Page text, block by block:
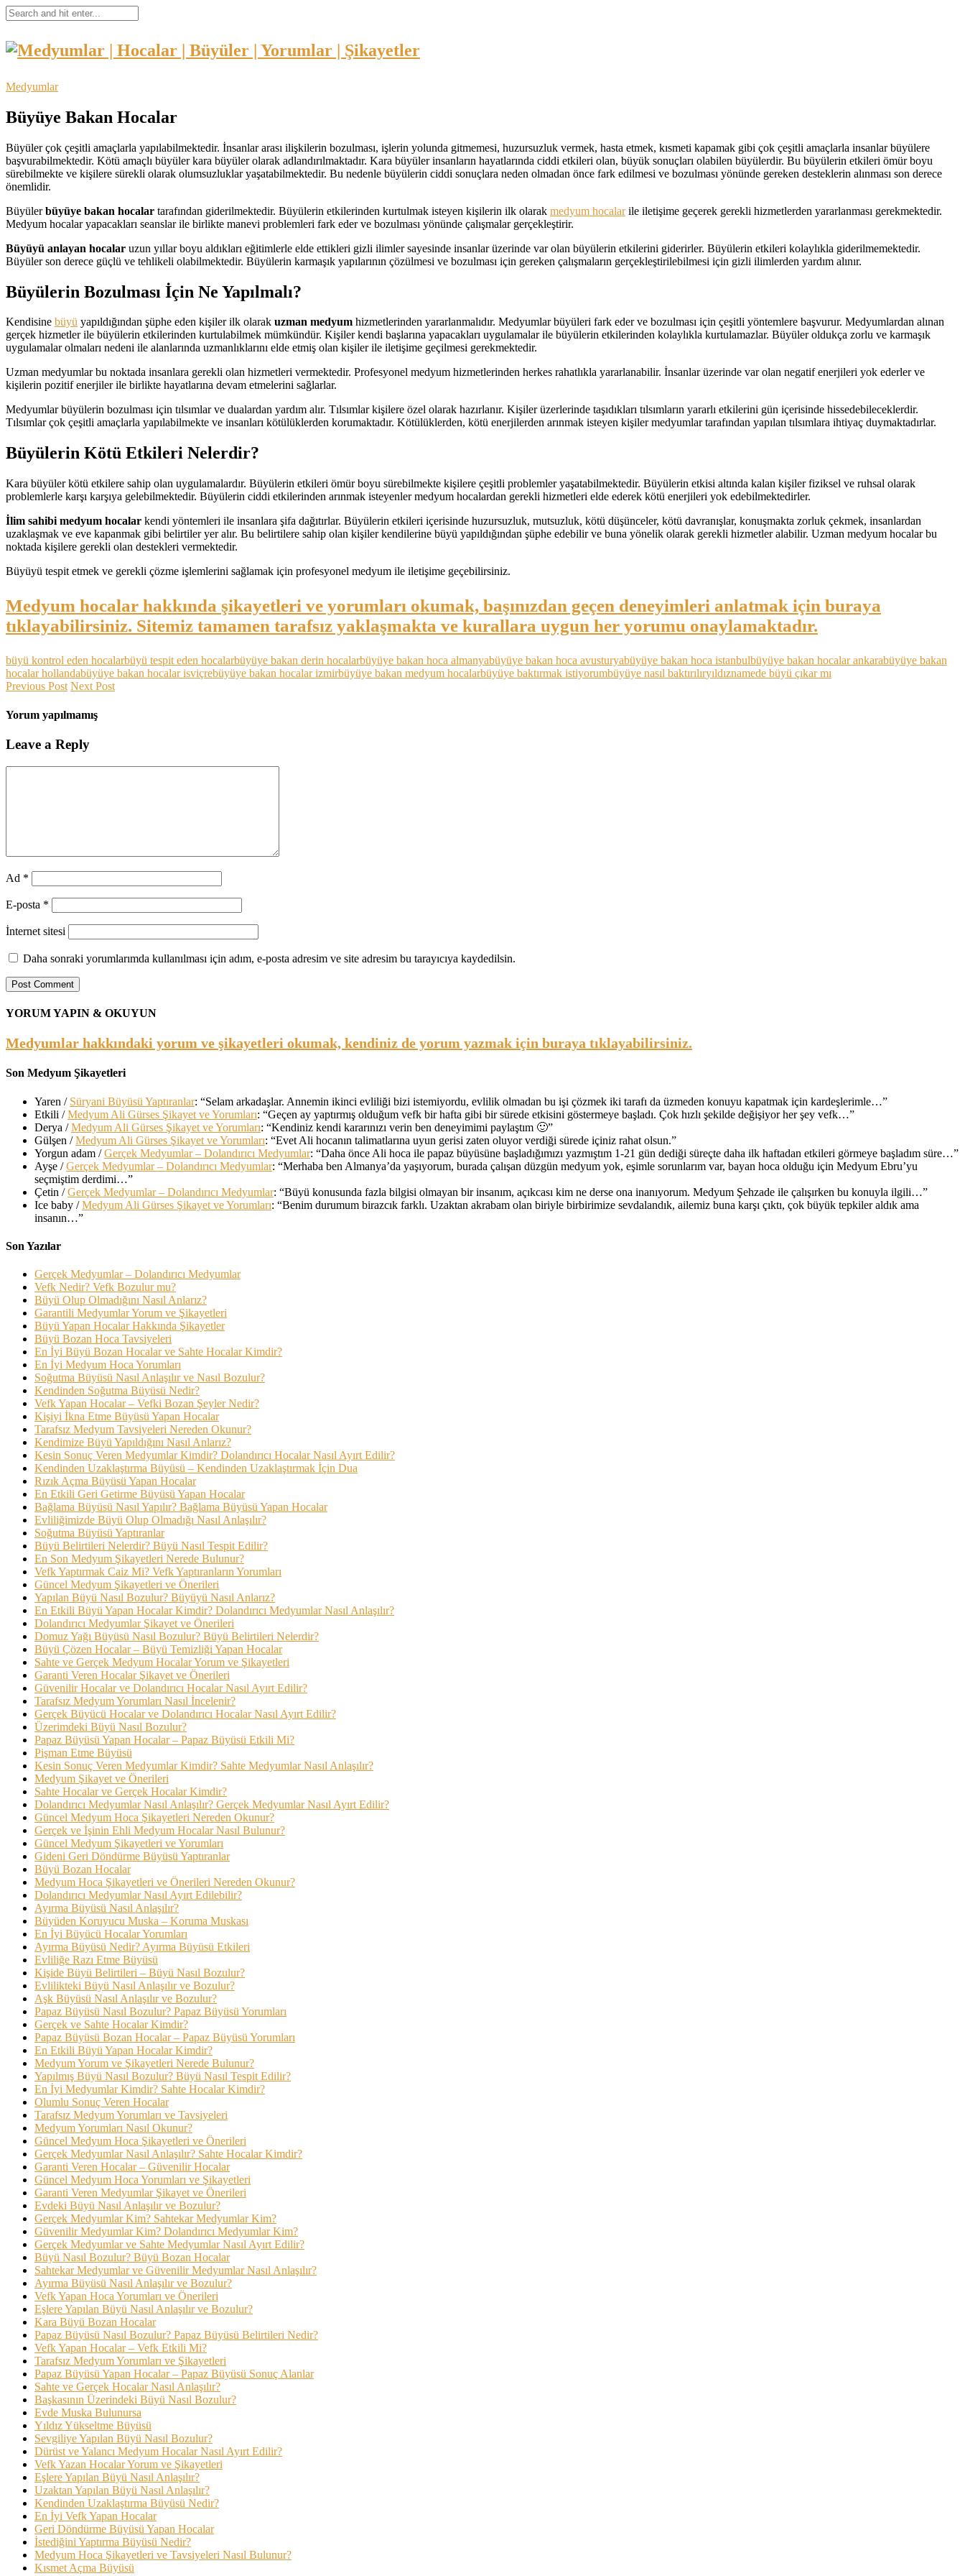
Medyumlar
Büyüye Bakan Hocalar
Büyüler çok çeşitli amaçlarla yapılabilmektedir. İnsanlar arası ilişkilerin bozulması, işlerin yolunda gitmemesi, huzursuzluk vermek, hasta etmek, kısmeti kapamak gibi çok çeşitli amaçlarla insanlar büyülere
başvurabilmektedir. Kötü amaçlı büyüler kara büyüler olarak adlandırılmaktadır. Kara büyüler insanların hayatlarında ciddi etkileri olan, büyük sonuçları olabilen büyülerdir. Bu büyülerin etkileri ömür boyu
sürebilmekte ve kişilere sürekli olarak olumsuzluklar yaşatabilmektedir. Bu nedenle büyülerin ciddi sonuçlara neden olmadan önce fark edilmesi ve bozulması yönünde gereken desteklerin alınması son derece
önemlidir.
Büyülerbüyüye bakan hocalar tarafından giderilmektedir. Büyülerin etkilerinden kurtulmak isteyen kişilerin ilk olarak medyum hocalarile iletişime geçerek gerekli hizmetlerden yararlanması gerekmektedir.
Medyum hocalar yapacakları seanslar ile birlikte manevi problemleri fark eder ve bozulması yönünde çalışmalar gerçekleştirir.
Büyüyü anlayan hocalar uzun yıllar boyu aldıkları eğitimlerle elde ettikleri gizli ilimler sayesinde insanlar üzerinde var olan büyülerin etkilerini giderirler. Büyülerin etkileri kolaylıkla giderilmemektedir.
Büyüler son derece güçlü ve tehlikeli olabilmektedir. Büyülerin karmaşık yapılarının çözülmesi ve bozulması için gereken çalışmaların gerçekleştirilebilmesi için gizli ilimlerden yardım alınır.
Büyülerin Bozulması İçin Ne Yapılmalı?
Kendisine büyü yapıldığından şüphe eden kişiler ilk olarak uzman medyum hizmetlerinden yararlanmalıdır. Medyumlar büyüleri fark eder ve bozulması için çeşitli yöntemlere başvurur. Medyumlardan alınan
gerçek hizmetler ile büyülerin etkilerinden kurtulabilmek mümkündür. Kişiler kendi başlarına yapacakları uygulamalar ile büyülerin etkilerinden kolaylıkla kurtulamazlar. Büyüler oldukça zorlu ve karmaşık
uygulamalar olmaları nedeni ile alanlarında uzmanlıklarını elde etmiş olan kişiler ile iletişime geçilmesi gerekmektedir.
Uzman medyumlar bu noktada insanlara gerekli olan hizmetleri vermektedir. Profesyonel medyum hizmetlerinden herkes rahatlıkla yararlanabilir. İnsanlar üzerinde var olan negatif enerjileri yok ederler ve
kişilerin pozitif enerjiler ile birlikte hayatlarına devam etmelerini sağlarlar.
Medyumlar büyülerin bozulması için tılsımlar ve dualardan yardım alır. Tılsımlar kişilere özel olarak hazırlanır. Kişiler üzerlerinde taşıdıkları tılsımların yararlı etkilerini gün içerisinde hissedebileceklerdir.
Tılsımlar çok çeşitli amaçlarla yapılabilmekte ve insanları kötülüklerden korumaktadır. Kötülüklerden, kötü enerjilerden arınmak isteyen kişiler medyumlar tarafından yapılan tılsımlara ihtiyaç duymaktadırlar.
Büyülerin Kötü Etkileri Nelerdir?
Kara büyüler kötü etkilere sahip olan uygulamalardır. Büyülerin etkileri ömür boyu sürebilmekte kişilere çeşitli problemler yaşatabilmektedir. Büyülerin etkisi altında kalan kişiler fiziksel ve ruhsal olarak
problemlerle karşı karşıya gelebilmektedir. Büyülerin ciddi etkilerinden arınmak isteyenler medyum hocalardan gerekli hizmetleri elde ederek kötü enerjileri yok edebilmektedirler.
İlim sahibi medyum hocalar kendi yöntemleri ile insanlara şifa dağıtırlar. Büyülerin etkileri içerisinde huzursuzluk, mutsuzluk, kötü düşünceler, kötü davranışlar, konuşmakta zorluk çekmek, insanlardan
uzaklaşmak ve eve kapanmak gibi belirtiler yer alır. Bu belirtilere sahip olan kişiler kendilerine büyü yapıldığından şüphe edebilir ve buna yönelik olarak gerekli hizmetler alabilir. Uzman medyum hocalar bu
noktada kişilere gerekli olan destekleri vermektedir.
Büyüyü tespit etmek ve gerekli çözme işlemlerini sağlamak için profesyonel medyum ile iletişime geçebilirsiniz.
Medyum hocalar hakkında şikayetleri ve yorumları okumak, başınızdan geçen deneyimleri anlatmak için buraya
tıklayabilirsiniz. Sitemiz tamamen tarafsız yaklaşmakta ve kurallara uygun her yorumu onaylamaktadır.
büyü kontrol eden hocalarbüyü tespit eden hocalarbüyüye bakan derin hocalarbüyüye bakan hoca almanyabüyüye bakan hoca avusturyabüyüye bakan hoca istanbulbüyüye bakan hocalar ankarabüyüye bakan
hocalar hollandabüyüye bakan hocalar isviçrebüyüye bakan hocalar izmirbüyüye bakan medyum hocalarbüyüye baktırmak istiyorumbüyüye nasıl baktırılıryıldıznamede büyü çıkar mı
Previous Post Next Post
Yorum yapılmamış
Leave a Reply
Ad *
E-posta *
İnternet sitesi
Daha sonraki yorumlarımda kullanılması için adım, e-posta adresim ve site adresim bu tarayıcıya kaydedilsin.
YORUM YAPIN & OKUYUN
Medyumlar hakkındaki yorum ve şikayetleri okumak, kendiniz de yorum yazmak için buraya tıklayabilirsiniz.
Son Medyum Şikayetleri
Yaren / Süryani Büyüsü Yaptıranlar: “Selam arkadaşlar. Annemin ikinci evliliği bizi istemiyordu, evlilik olmadan bu işi çözmek iki tarafı da üzmeden konuyu kapatmak için kardeşlerimle…”
Etkili /Medyum Ali Gürses Şikayet ve Yorumları: “Geçen ay yaptırmış olduğum vefk bir hafta gibi bir sürede etkisini göstermeye başladı. Çok hızlı şekilde değişiyor her şey vefk…”
Derya /Medyum Ali Gürses Şikayet ve Yorumları: “Kendiniz kendi kararınızı verin ben deneyimimi paylaştım 🙂”
Gülşen /Medyum Ali Gürses Şikayet ve Yorumları: “Evet Ali hocanın talimatlarına uyun gerisi zaten oluyor verdiği sürede içiniz rahat olsun.”
Yorgun adam /Gerçek Medyumlar – Dolandırıcı Medyumlar: “Daha önce Ali hoca ile papaz büyüsüne başladığımızı yazmıştım 1-21 gün dediği süreçte daha ilk haftadan etkileri görmeye başladım süre…”
Ayşe /Gerçek Medyumlar – Dolandırıcı Medyumlar: “Merhaba ben Almanya’da yaşıyorum, burada çalışan düzgün medyum yok, eşimle sorunlarım var, bayan hoca olduğu için Medyum Ebru’yu
seçmiştim derdimi…”
Çetin /Gerçek Medyumlar – Dolandırıcı Medyumlar: “Büyü konusunda fazla bilgisi olmayan bir insanım, açıkcası kim ne derse ona inanıyorum. Medyum Şehzade ile çalışırken bu konuyla ilgili…”
Ice baby /Medyum Ali Gürses Şikayet ve Yorumları: “Benim durumum birazcık farklı. Uzaktan akrabam olan biriyle birbirimize sevdalandık, ailemiz buna karşı çıktı, çok büyük tepkiler aldık ama
insanın…”
Son Yazılar
Gerçek Medyumlar – Dolandırıcı Medyumlar
Vefk Nedir? Vefk Bozulur mu?
Büyü Olup Olmadığını Nasıl Anlarız?
Garantili Medyumlar Yorum ve Şikayetleri
Büyü Yapan Hocalar Hakkında Şikayetler
Büyü Bozan Hoca Tavsiyeleri
En İyi Büyü Bozan Hocalar ve Sahte Hocalar Kimdir?
En İyi Medyum Hoca Yorumları
Soğutma Büyüsü Nasıl Anlaşılır ve Nasıl Bozulur?
Kendinden Soğutma Büyüsü Nedir?
Vefk Yapan Hocalar – Vefki Bozan Şeyler Nedir?
Kişiyi İkna Etme Büyüsü Yapan Hocalar
Tarafsız Medyum Tavsiyeleri Nereden Okunur?
Kendimize Büyü Yapıldığını Nasıl Anlarız?
Kesin Sonuç Veren Medyumlar Kimdir? Dolandırıcı Hocalar Nasıl Ayırt Edilir?
Kendinden Uzaklaştırma Büyüsü – Kendinden Uzaklaştırmak İçin Dua
Rızık Açma Büyüsü Yapan Hocalar
En Etkili Geri Getirme Büyüsü Yapan Hocalar
Bağlama Büyüsü Nasıl Yapılır? Bağlama Büyüsü Yapan Hocalar
Evliliğimizde Büyü Olup Olmadığı Nasıl Anlaşılır?
Soğutma Büyüsü Yaptıranlar
Büyü Belirtileri Nelerdir? Büyü Nasıl Tespit Edilir?
En Son Medyum Şikayetleri Nerede Bulunur?
Vefk Yaptırmak Caiz Mi? Vefk Yaptıranların Yorumları
Güncel Medyum Şikayetleri ve Önerileri
Yapılan Büyü Nasıl Bozulur? Büyüyü Nasıl Anlarız?
En Etkili Büyü Yapan Hocalar Kimdir? Dolandırıcı Medyumlar Nasıl Anlaşılır?
Dolandırıcı Medyumlar Şikayet ve Önerileri
Domuz Yağı Büyüsü Nasıl Bozulur? Büyü Belirtileri Nelerdir?
Büyü Çözen Hocalar – Büyü Temizliği Yapan Hocalar
Sahte ve Gerçek Medyum Hocalar Yorum ve Şikayetleri
Garanti Veren Hocalar Şikayet ve Önerileri
Güvenilir Hocalar ve Dolandırıcı Hocalar Nasıl Ayırt Edilir?
Tarafsız Medyum Yorumları Nasıl İncelenir?
Gerçek Büyücü Hocalar ve Dolandırıcı Hocalar Nasıl Ayırt Edilir?
Üzerimdeki Büyü Nasıl Bozulur?
Papaz Büyüsü Yapan Hocalar – Papaz Büyüsü Etkili Mi?
Pişman Etme Büyüsü
Kesin Sonuç Veren Medyumlar Kimdir? Sahte Medyumlar Nasıl Anlaşılır?
Medyum Şikayet ve Önerileri
Sahte Hocalar ve Gerçek Hocalar Kimdir?
Dolandırıcı Medyumlar Nasıl Anlaşılır? Gerçek Medyumlar Nasıl Ayırt Edilir?
Güncel Medyum Hoca Şikayetleri Nereden Okunur?
Gerçek ve İşinin Ehli Medyum Hocalar Nasıl Bulunur?
Güncel Medyum Şikayetleri ve Yorumları
Gideni Geri Döndürme Büyüsü Yaptıranlar
Büyü Bozan Hocalar
Medyum Hoca Şikayetleri ve Önerileri Nereden Okunur?
Dolandırıcı Medyumlar Nasıl Ayırt Edilebilir?
Ayırma Büyüsü Nasıl Anlaşılır?
Büyüden Koruyucu Muska – Koruma Muskası
En İyi Büyücü Hocalar Yorumları
Ayırma Büyüsü Nedir? Ayırma Büyüsü Etkileri
Evliliğe Razı Etme Büyüsü
Kişide Büyü Belirtileri – Büyü Nasıl Bozulur?
Evlilikteki Büyü Nasıl Anlaşılır ve Bozulur?
Aşk Büyüsü Nasıl Anlaşılır ve Bozulur?
Papaz Büyüsü Nasıl Bozulur? Papaz Büyüsü Yorumları
Gerçek ve Sahte Hocalar Kimdir?
Papaz Büyüsü Bozan Hocalar – Papaz Büyüsü Yorumları
En Etkili Büyü Yapan Hocalar Kimdir?
Medyum Yorum ve Şikayetleri Nerede Bulunur?
Yapılmış Büyü Nasıl Bozulur? Büyü Nasıl Tespit Edilir?
En İyi Medyumlar Kimdir? Sahte Hocalar Kimdir?
Olumlu Sonuç Veren Hocalar
Tarafsız Medyum Yorumları ve Tavsiyeleri
Medyum Yorumları Nasıl Okunur?
Güncel Medyum Hoca Şikayetleri ve Önerileri
Gerçek Medyumlar Nasıl Anlaşılır? Sahte Hocalar Kimdir?
Garanti Veren Hocalar – Güvenilir Hocalar
Güncel Medyum Hoca Yorumları ve Şikayetleri
Garanti Veren Medyumlar Şikayet ve Önerileri
Evdeki Büyü Nasıl Anlaşılır ve Bozulur?
Gerçek Medyumlar Kim? Sahtekar Medyumlar Kim?
Güvenilir Medyumlar Kim? Dolandırıcı Medyumlar Kim?
Gerçek Medyumlar ve Sahte Medyumlar Nasıl Ayırt Edilir?
Büyü Nasıl Bozulur? Büyü Bozan Hocalar
Sahtekar Medyumlar ve Güvenilir Medyumlar Nasıl Anlaşılır?
Ayırma Büyüsü Nasıl Anlaşılır ve Bozulur?
Vefk Yapan Hoca Yorumları ve Önerileri
Eşlere Yapılan Büyü Nasıl Anlaşılır ve Bozulur?
Kara Büyü Bozan Hocalar
Papaz Büyüsü Nasıl Bozulur? Papaz Büyüsü Belirtileri Nedir?
Vefk Yapan Hocalar – Vefk Etkili Mi?
Tarafsız Medyum Yorumları ve Şikayetleri
Papaz Büyüsü Yapan Hocalar – Papaz Büyüsü Sonuç Alanlar
Sahte ve Gerçek Hocalar Nasıl Anlaşılır?
Başkasının Üzerindeki Büyü Nasıl Bozulur?
Evde Muska Bulunursa
Yıldız Yükseltme Büyüsü
Sevgiliye Yapılan Büyü Nasıl Bozulur?
Dürüst ve Yalancı Medyum Hocalar Nasıl Ayırt Edilir?
Vefk Yazan Hocalar Yorum ve Şikayetleri
Eşlere Yapılan Büyü Nasıl Anlaşılır?
Uzaktan Yapılan Büyü Nasıl Anlaşılır?
Kendinden Uzaklaştırma Büyüsü Nedir?
En İyi Vefk Yapan Hocalar
Geri Döndürme Büyüsü Yapan Hocalar
İstediğini Yaptırma Büyüsü Nedir?
Medyum Hoca Şikayetleri ve Tavsiyeleri Nasıl Bulunur?
Kısmet Açma Büyüsü